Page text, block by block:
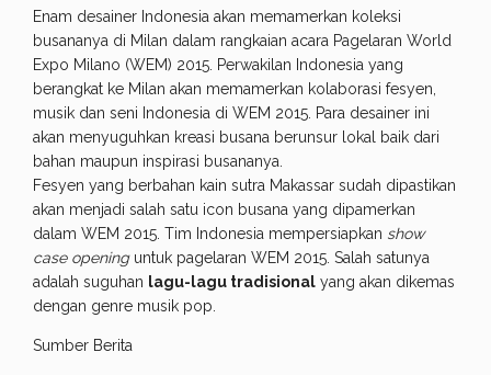
Enam desainer Indonesia akan memamerkan koleksi
busananya di Milan dalam rangkaian acara Pagelaran World
Expo Milano (WEM) 2015. Perwakilan Indonesia yang
berangkat ke Milan akan memamerkan kolaborasi fesyen,
musik dan seni Indonesia di WEM 2015. Para desainer ini
akan menyuguhkan kreasi busana berunsur lokal baik dari
bahan maupun inspirasi busananya.
Fesyen yang berbahan kain sutra Makassar sudah dipastikan
akan menjadi salah satu icon busana yang dipamerkan
dalam WEM 2015. Tim Indonesia mempersiapkan show
case openinguntuk pagelaran WEM 2015. Salah satunya
adalah suguhan lagu-lagu tradisional yang akan dikemas
dengan genre musik pop.
Sumber Berita